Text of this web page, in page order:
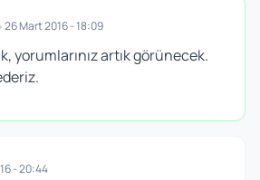
26 Mart 2016 - 18:09
yorumlarınız artık görünecek.
- 20:44